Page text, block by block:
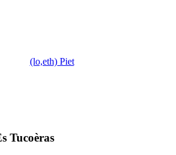
(lo,eth) Piet
Tucoèras